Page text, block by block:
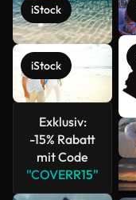
iStock
iStock
Exklusiv:
-15% Rabatt
mit Code
"COVERR15"